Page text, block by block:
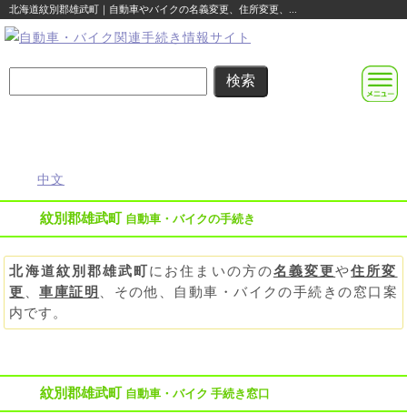
北海道紋別郡雄武町｜自動車やバイクの名義変更、住所変更、...
紋別郡雄武町 自動車・バイクの手続き
北海道紋別郡雄武町にお住まいの方の名義変更や住所変
更
、車庫証明
、その他、自動車・バイクの手続きの窓口案
内です。
紋別郡雄武町 自動車・バイク 手続き窓口
中文